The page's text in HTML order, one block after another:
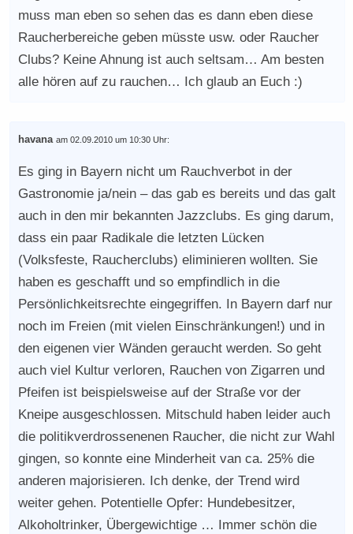
muss man eben so sehen das es dann eben diese
Raucherbereiche geben müsste usw. oder Raucher
Clubs? Keine Ahnung ist auch seltsam… Am besten
alle hören auf zu rauchen… Ich glaub an Euch :)
havana am 02.09.2010 um 10:30 Uhr:
Es ging in Bayern nicht um Rauchverbot in der
Gastronomie ja/nein – das gab es bereits und das galt
auch in den mir bekannten Jazzclubs. Es ging darum,
dass ein paar Radikale die letzten Lücken
(Volksfeste, Raucherclubs) eliminieren wollten. Sie
haben es geschafft und so empfindlich in die
Persönlichkeitsrechte eingegriffen. In Bayern darf nur
noch im Freien (mit vielen Einschränkungen!) und in
den eigenen vier Wänden geraucht werden. So geht
auch viel Kultur verloren, Rauchen von Zigarren und
Pfeifen ist beispielsweise auf der Straße vor der
Kneipe ausgeschlossen. Mitschuld haben leider auch
die politikverdrossenenen Raucher, die nicht zur Wahl
gingen, so konnte eine Minderheit van ca. 25% die
anderen majorisieren. Ich denke, der Trend wird
weiter gehen. Potentielle Opfer: Hundebesitzer,
Alkoholtrinker, Übergewichtige … Immer schön die